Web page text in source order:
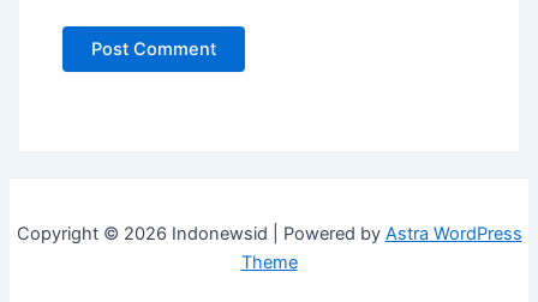
Copyright © 2026 Indonewsid | Powered by Astra WordPress
Theme